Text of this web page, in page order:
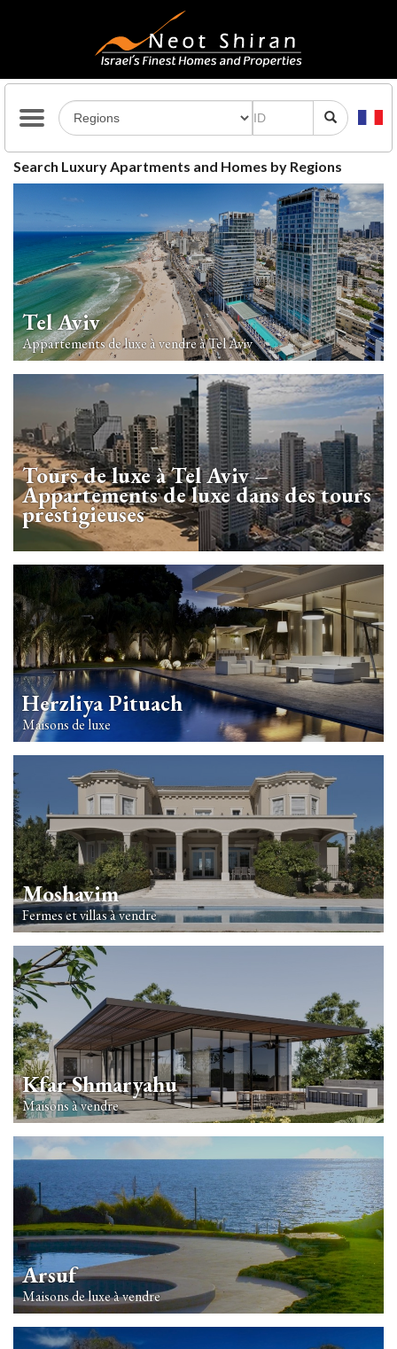
Search Luxury Apartments and Homes by Regions
Tel Aviv
Appartements de luxe à vendre à Tel Aviv
Tours de luxe à Tel Aviv –
Appartements de luxe dans des tours
prestigieuses
Herzliya Pituach
Maisons de luxe
Moshavim
Fermes et villas à vendre
Kfar Shmaryahu
Maisons à vendre
Arsuf
Maisons de luxe à vendre